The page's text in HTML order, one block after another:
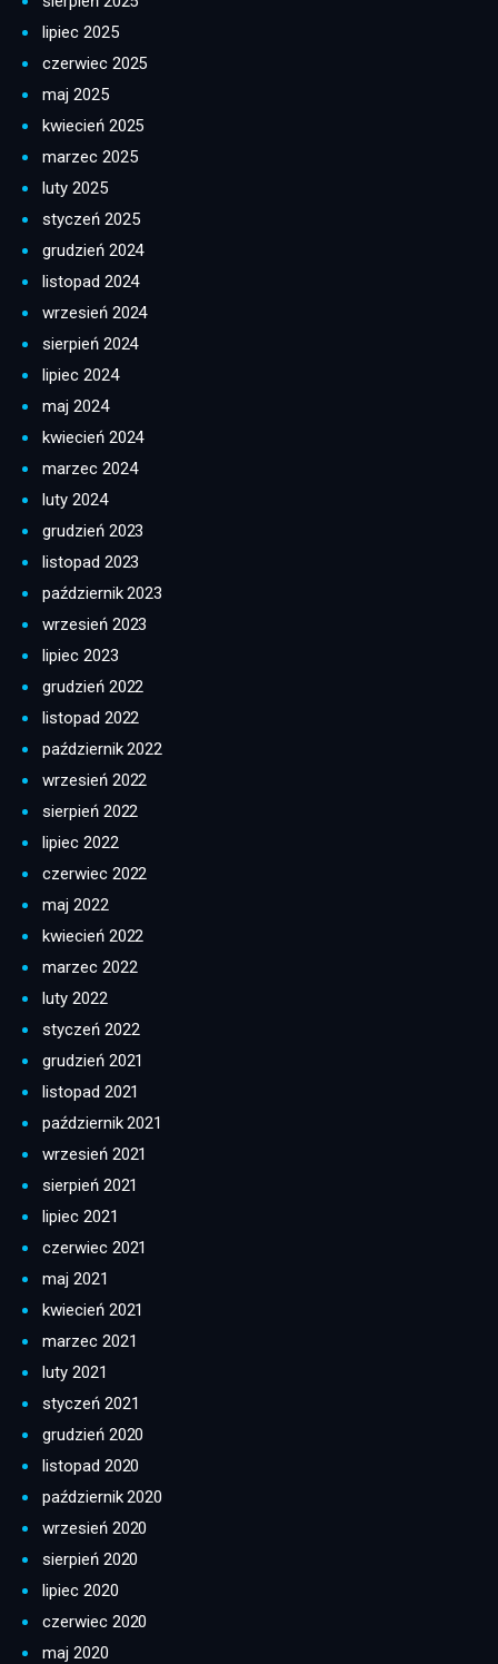
lipiec 2025
czerwiec 2025
maj 2025
kwiecień 2025
marzec 2025
luty 2025
styczeń 2025
grudzień 2024
listopad 2024
wrzesień 2024
sierpień 2024
lipiec 2024
maj 2024
kwiecień 2024
marzec 2024
luty 2024
grudzień 2023
listopad 2023
październik 2023
wrzesień 2023
lipiec 2023
grudzień 2022
listopad 2022
październik 2022
wrzesień 2022
sierpień 2022
lipiec 2022
czerwiec 2022
maj 2022
kwiecień 2022
marzec 2022
luty 2022
styczeń 2022
grudzień 2021
listopad 2021
październik 2021
wrzesień 2021
sierpień 2021
lipiec 2021
czerwiec 2021
maj 2021
kwiecień 2021
marzec 2021
luty 2021
styczeń 2021
grudzień 2020
listopad 2020
październik 2020
wrzesień 2020
sierpień 2020
lipiec 2020
czerwiec 2020
maj 2020